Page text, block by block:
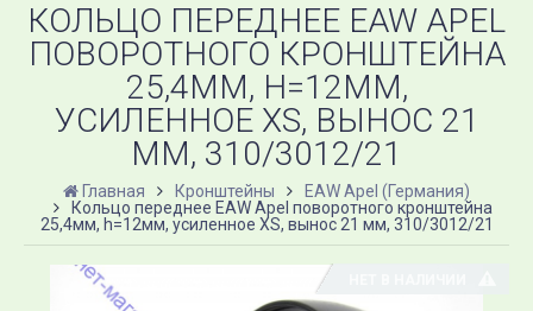
КОЛЬЦО ПЕРЕДНЕЕ EAW APEL
ПОВОРОТНОГО КРОНШТЕЙНА
25,4ММ, H=12ММ,
УСИЛЕННОЕ XS, ВЫНОС 21
ММ, 310/3012/21
Главная Кронштейны
EAW Apel (Германия)
Кольцо переднее EAW Apel поворотного кронштейна
25,4мм, h=12мм, усиленное XS, вынос 21 мм, 310/3012/21